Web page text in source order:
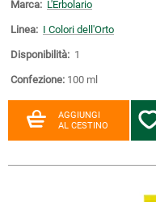
Marca: L'Erbolario
Linea: I Colori dell'Orto
Disponibilità: 1
Confezione: 100 ml
AGGIUNGI
AL CESTINO